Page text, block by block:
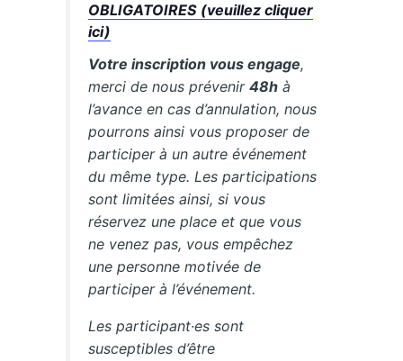
OBLIGATOIRES (veuillez cliquer
ici)
Votre inscription vous engage,
merci de nous prévenir48h à
l’avance en cas d’annulation, nous
pourrons ainsi vous proposer de
participer à un autre événement
du même type. Les participations
sont limitées ainsi, si vous
réservez une place et que vous
ne venez pas, vous empêchez
une personne motivée de
participer à l’événement.
Les participant·es sont
susceptibles d’être